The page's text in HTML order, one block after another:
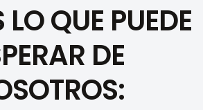
LO QUE PUEDE
DE